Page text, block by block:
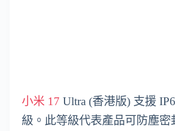
小米 17 Ultra (香港版) 支援
級。此等級代表產品可防塵密